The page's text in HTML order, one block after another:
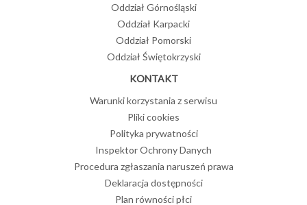
Oddział Górnośląski
Oddział Karpacki
Oddział Pomorski
Oddział Świętokrzyski
KONTAKT
Warunki korzystania z serwisu
Pliki cookies
Polityka prywatności
Inspektor Ochrony Danych
Procedura zgłaszania naruszeń prawa
Deklaracja dostępności
Plan równości płci